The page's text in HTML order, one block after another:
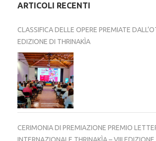
ARTICOLI RECENTI
CLASSIFICA DELLE OPERE PREMIATE
EDIZIONE DI THRINAKÌA
CERIMONIA DI PREMIAZIONE PREMIO